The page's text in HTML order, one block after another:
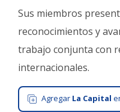
La
Zona
Cultura
Tecnología
Gastronomía
Sus miembros
reconocimientos y
trabajo conjunta con
internacionales.
Agregar La Capital